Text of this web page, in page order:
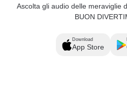
Ascolta gli audio delle meraviglie
BUON
Download
App Store